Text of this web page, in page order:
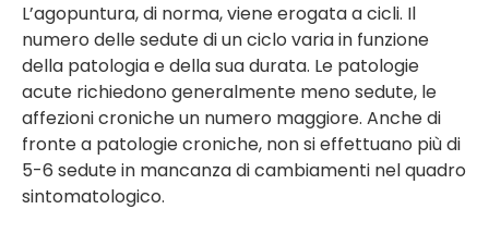
L’agopuntura, di norma, viene erogata a cicli. Il
numero delle sedute di un ciclo varia in funzione
della patologia e della sua durata. Le patologie
acute richiedono generalmente meno sedute, le
affezioni croniche un numero maggiore. Anche di
fronte a patologie croniche, non si effettuano più di
5-6 sedute in mancanza di cambiamenti nel quadro
sintomatologico.